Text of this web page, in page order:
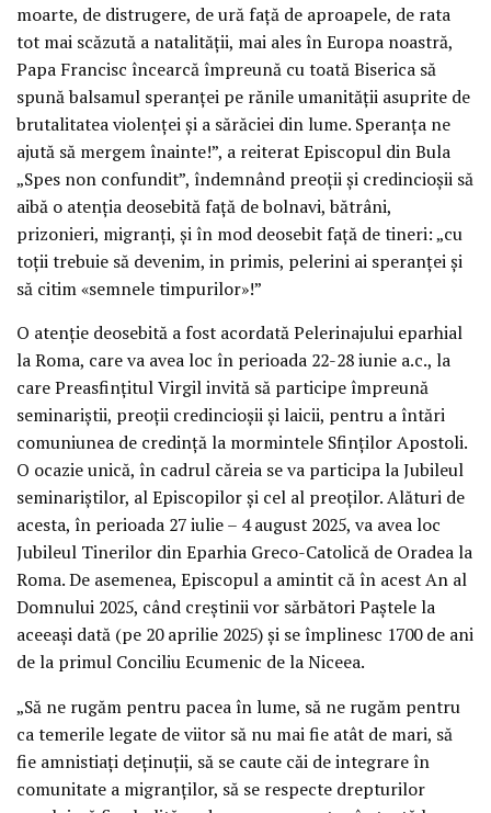
moarte, de distrugere, de ură față de aproapele, de rata
tot mai scăzută a natalității, mai ales în Europa noastră,
Papa Francisc încearcă împreună cu toată Biserica să
spună balsamul speranței pe rănile umanității asuprite de
brutalitatea violenței și a sărăciei din lume. Speranța ne
ajută să mergem înainte!”, a reiterat Episcopul din Bula
„Spes non confundit”, îndemnând preoții și credincioșii să
aibă o atenția deosebită față de bolnavi, bătrâni,
prizonieri, migranți, și în mod deosebit față de tineri: „cu
toții trebuie să devenim, in primis, pelerini ai speranței și
să citim «semnele timpurilor»!”
O atenție deosebită a fost acordată Pelerinajului eparhial
la Roma, care va avea loc în perioada 22-28 iunie a.c., la
care Preasfințitul Virgil invită să participe împreună
seminariștii, preoții credincioșii și laicii, pentru a întări
comuniunea de credință la mormintele Sfinților Apostoli.
O ocazie unică, în cadrul căreia se va participa la Jubileul
seminariștilor, al Episcopilor și cel al preoților. Alături de
acesta, în perioada 27 iulie – 4 august 2025, va avea loc
Jubileul Tinerilor din Eparhia Greco-Catolică de Oradea la
Roma. De asemenea, Episcopul a amintit că în acest An al
Domnului 2025, când creștinii vor sărbători Paștele la
aceeași dată (pe 20 aprilie 2025) și se împlinesc 1700 de ani
de la primul Conciliu Ecumenic de la Niceea.
„Să ne rugăm pentru pacea în lume, să ne rugăm pentru
ca temerile legate de viitor să nu mai fie atât de mari, să
fie amnistiați deținuții, să se caute căi de integrare în
comunitate a migranților, să se respecte drepturilor